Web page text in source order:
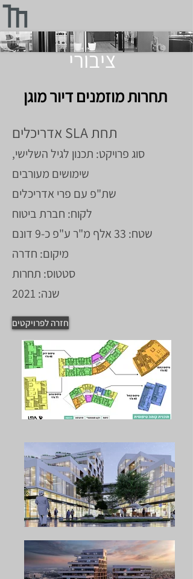
ציבורי
תחרות מוזמנים דיור מוגן
תחת SLA אדריכלים
סוג פרויקט: תכנון לגיל השלישי,
שימושים מעורבים
שת"פ עם פרי אדריכלים
לקוח: חברת ביטוח
שטח: 33 אלף מ"ר ע"פ כ-9 דונם
מיקום: חדרה
סטטוס: תחרות
שנה: 2021
חזרה לפרויקטים